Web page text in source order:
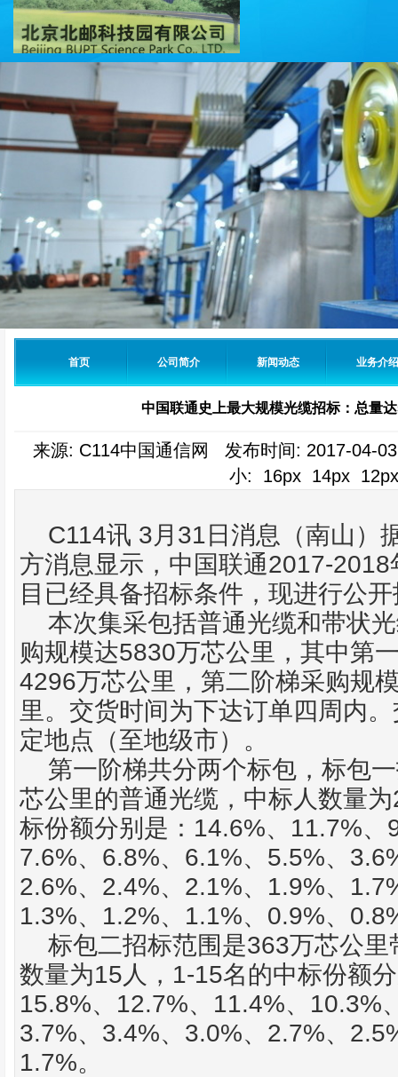
首页 公司简介 新闻动态 业务介绍
中国联通史上最大规模光缆招标：总量
来源: C114中国通信网 发布时间: 2017-04-
小: 16px 14px 12px
C114讯 3月 31 日消息（南山）
方消息显示，中国联通2017-2018
目已经具备招标条件，现进行公
本次集采包括普通光缆和带状
购规模达5830万芯公里，其中第
4296万芯公里，第二阶梯采购规
里。交货时间为下达订单四周内
定地点（至地级市）。
第一阶梯共分两个标包，标包
芯公里的普通光缆，中标人数量为
标份额分别是： 14.6%、 11.7%、
7.6%、 6.8%、 6.1%、 5.5%、
2.6%、 2.4%、 2.1%、 1.9%、
1.3%、 1.2%、 1.1%、 0.9%、
标包二招标范围是363万芯公里
数量为15人， 1-15名的中标份额
15.8%、 12.7%、 11.4%、 10.3%
3.7%、 3.4%、 3.0%、 2.7%、
1.7%。